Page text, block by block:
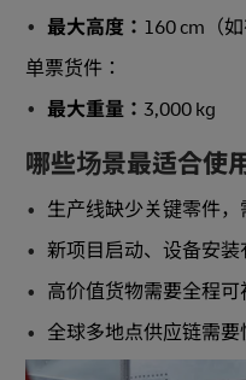
最大高度： 160 cm（
单票货件：
最大重量： 3,000 kg
哪些场景最适合使
生产线缺少关键零件
新项目启动、设备安
高价值货物需要全程
全球多地点供应链需要